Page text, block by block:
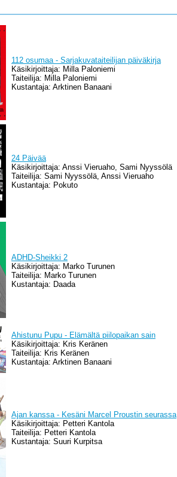
112 osumaa - Sarjakuvataiteilijan päiväkirja
Käsikirjoittaja: Milla Paloniemi
Taiteilija: Milla Paloniemi
Kustantaja: Arktinen Banaani
24 Päivää
Käsikirjoittaja: Anssi Vieruaho, Sami Nyyssölä
Taiteilija: Sami Nyyssölä, Anssi Vieruaho
Kustantaja: Pokuto
ADHD-Sheikki 2
Käsikirjoittaja: Marko Turunen
Taiteilija: Marko Turunen
Kustantaja: Daada
Ahistunu Pupu - Elämältä piilopaikan sain
Käsikirjoittaja: Kris Keränen
Taiteilija: Kris Keränen
Kustantaja: Arktinen Banaani
Ajan kanssa - Kesäni Marcel Proustin seurassa
Käsikirjoittaja: Petteri Kantola
Taiteilija: Petteri Kantola
Kustantaja: Suuri Kurpitsa